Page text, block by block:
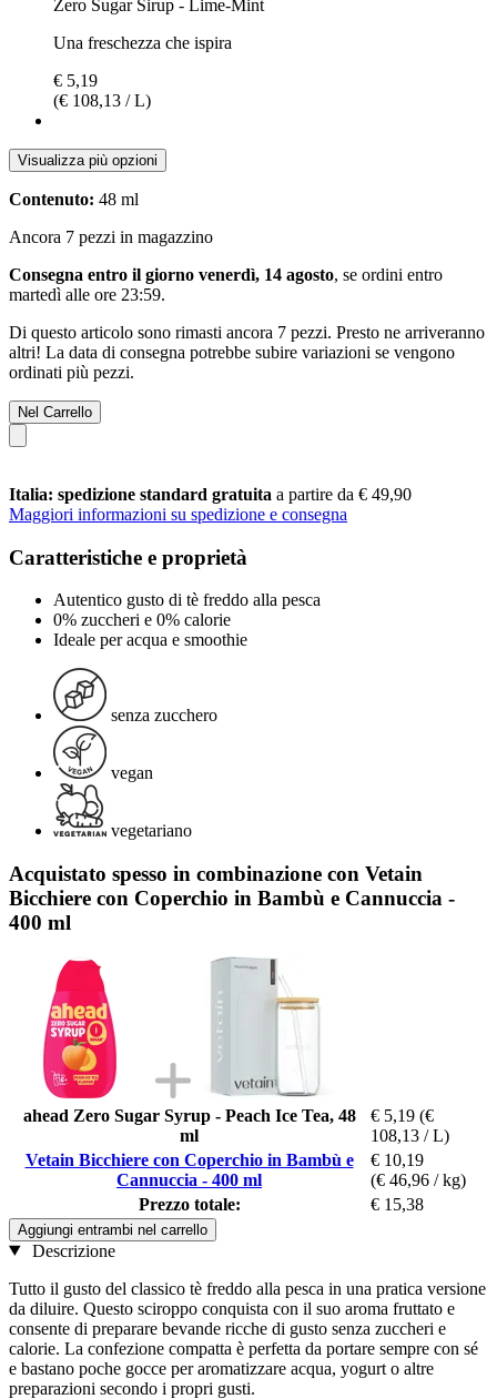
Zero Sugar Sirup - Lime-Mint
Una freschezza che ispira
€ 5,19
(€ 108,13 / L)
Visualizza più opzioni
Contenuto: 48 ml
Ancora 7 pezzi in magazzino
Consegna entro il giorno venerdì, 14 agosto, se ordini entro
martedì alle ore 23:59.
Di questo articolo sono rimasti ancora 7 pezzi. Presto ne arriveranno
altri! La data di consegna potrebbe subire variazioni se vengono
ordinati più pezzi.
Nel Carrello
Italia: spedizione standard gratuita a partire da € 49,90
Maggiori informazioni su spedizione e consegna
Caratteristiche e proprietà
Autentico gusto di tè freddo alla pesca
0% zuccheri e 0% calorie
Ideale per acqua e smoothie
senza zucchero
vegan
vegetariano
Acquistato spesso in combinazione con Vetain
Bicchiere con Coperchio in Bambù e Cannuccia -
400 ml
ahead Zero Sugar Syrup - Peach Ice Tea, 48
ml
€ 5,19 (€
108,13 / L)
Vetain Bicchiere con Coperchio in Bambù e
Cannuccia - 400 ml
€ 10,19
(€ 46,96 / kg)
Prezzo totale:
€ 15,38
Aggiungi entrambi nel carrello
Descrizione
Tutto il gusto del classico tè freddo alla pesca in una pratica versione
da diluire. Questo sciroppo conquista con il suo aroma fruttato e
consente di preparare bevande ricche di gusto senza zuccheri e
calorie. La confezione compatta è perfetta da portare sempre con sé
e bastano poche gocce per aromatizzare acqua, yogurt o altre
preparazioni secondo i propri gusti.